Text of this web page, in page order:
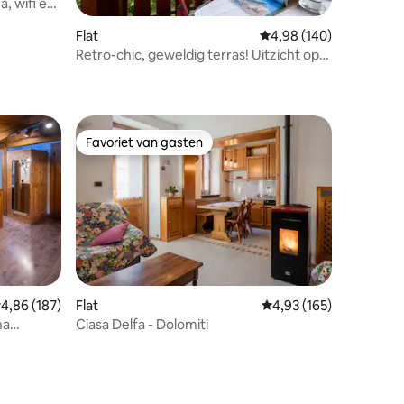
wifi en
Flat Gemiddelde
4,98 (140)
Retro-chic, geweldig terras! Uitzicht op
beoordeling van 4,86 op 5, 187 recensies
4,86 (187)
Favoriet van gasten
Favoriet van gasten
Flat Gemiddelde
4,93 (165)
Ciasa Delfa - Dolomiti